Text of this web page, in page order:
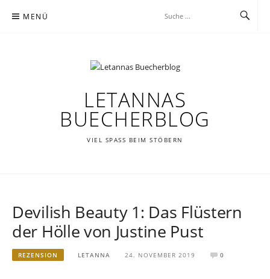
Inhalt MENÜ
LETANNAS
BUECHERBLOG
VIEL SPASS BEIM STÖBERN
Devilish Beauty 1: Das Flüstern
der Hölle von Justine Pust
REZENSION LETANNA 24. NOVEMBER 2019 0